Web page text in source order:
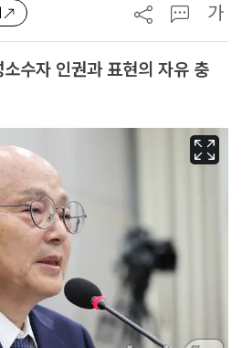
가
수자 인권과 표현의 자유 충